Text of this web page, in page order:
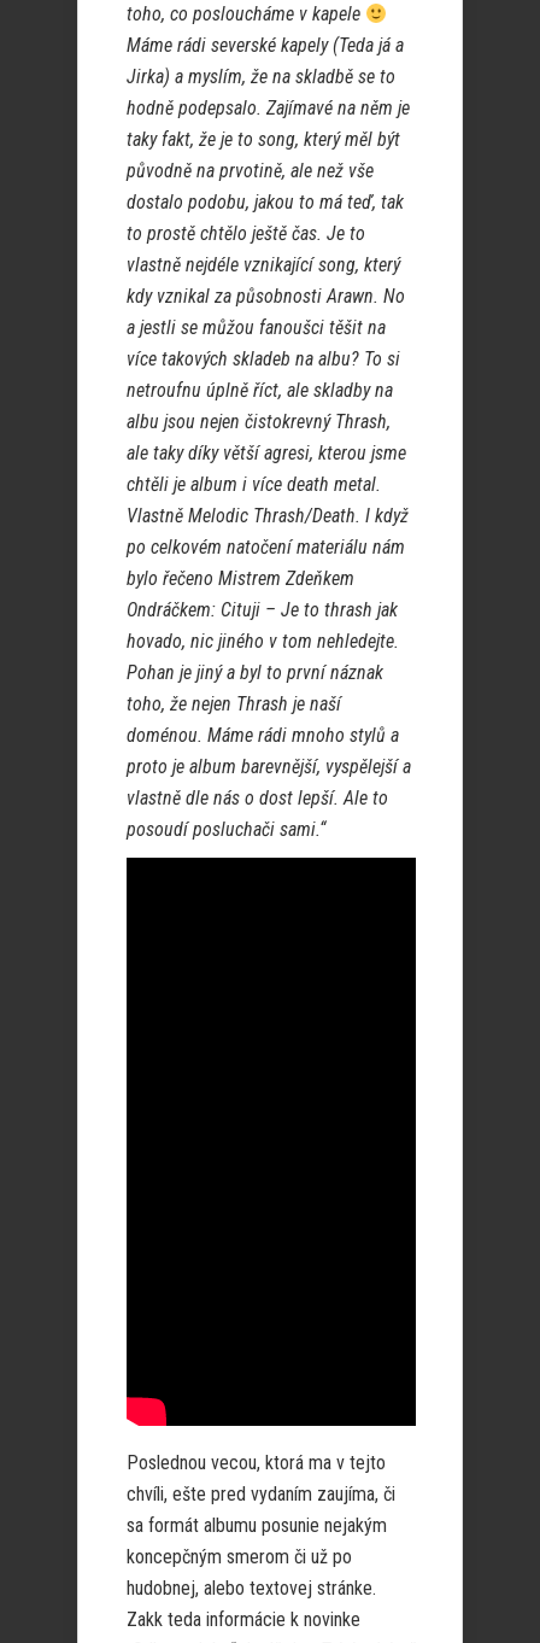
toho, co posloucháme v kapele
Máme rádi severské kapely (Teda já a
Jirka) a myslím, že na skladbě se to
hodně podepsalo. Zajímavé na něm je
taky fakt, že je to song, který měl být
původně na prvotině, ale než vše
dostalo podobu, jakou to má teď, tak
to prostě chtělo ještě čas. Je to
vlastně nejdéle vznikající song, který
kdy vznikal za působnosti Arawn. No
a jestli se můžou fanoušci těšit na
více takových skladeb na albu? To si
netroufnu úplně říct, ale skladby na
albu jsou nejen čistokrevný Thrash,
ale taky díky větší agresi, kterou jsme
chtěli je album i více death metal.
Vlastně Melodic Thrash/Death. I když
po celkovém natočení materiálu nám
bylo řečeno Mistrem Zdeňkem
Ondráčkem: Cituji – Je to thrash jak
hovado, nic jiného v tom nehledejte.
Pohan je jiný a byl to první náznak
toho, že nejen Thrash je naší
doménou. Máme rádi mnoho stylů a
proto je album barevnější, vyspělejší a
vlastně dle nás o dost lepší. Ale to
posoudí posluchači sami.“
Poslednou vecou, ktorá ma v tejto
chvíli, ešte pred vydaním zaujíma, či
sa formát albumu posunie nejakým
koncepčným smerom či už po
hudobnej, alebo textovej stránke.
Zakk teda informácie k novinke